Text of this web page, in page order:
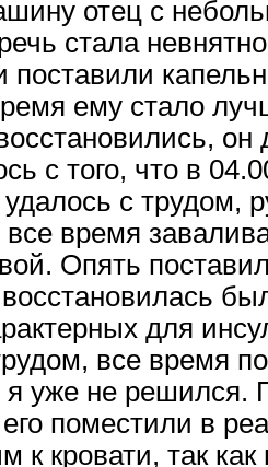
отец с
стала
поставили
ему стало
с того, что в
удалось с трудом,
все время
Опять
восстановилась
для
все время
я уже не решился.
поместили в
к кровати, так как